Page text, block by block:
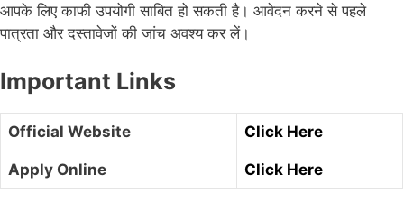
आपके लिए काफी उपयोगी साबित हो सकती है। आवेदन करने से पहले
पात्रता और दस्तावेजों की जांच अवश्य कर लें।
Important Links
Official Website Click Here
Apply Online Click Here